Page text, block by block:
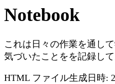
Notebook
これは日々の作業を通し
気づいたことをを記録し
HTML ファイル生成日時: